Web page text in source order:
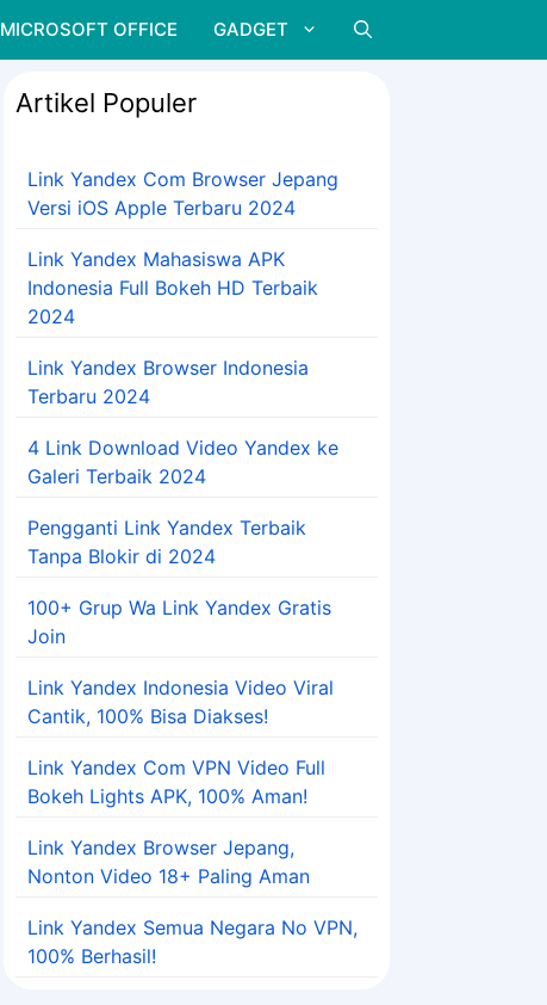
MICROSOFT OFFICE GADGET
Artikel Populer
Link Yandex Com Browser Jepang
Versi iOS Apple Terbaru 2024
Link Yandex Mahasiswa APK
Indonesia Full Bokeh HD Terbaik
2024
Link Yandex Browser Indonesia
Terbaru 2024
4 Link Download Video Yandex ke
Galeri Terbaik 2024
Pengganti Link Yandex Terbaik
Tanpa Blokir di 2024
100+ Grup Wa Link Yandex Gratis
Join
Link Yandex Indonesia Video Viral
Cantik, 100% Bisa Diakses!
Link Yandex Com VPN Video Full
Bokeh Lights APK, 100% Aman!
Link Yandex Browser Jepang,
Nonton Video 18+ Paling Aman
Link Yandex Semua Negara No VPN,
100% Berhasil!